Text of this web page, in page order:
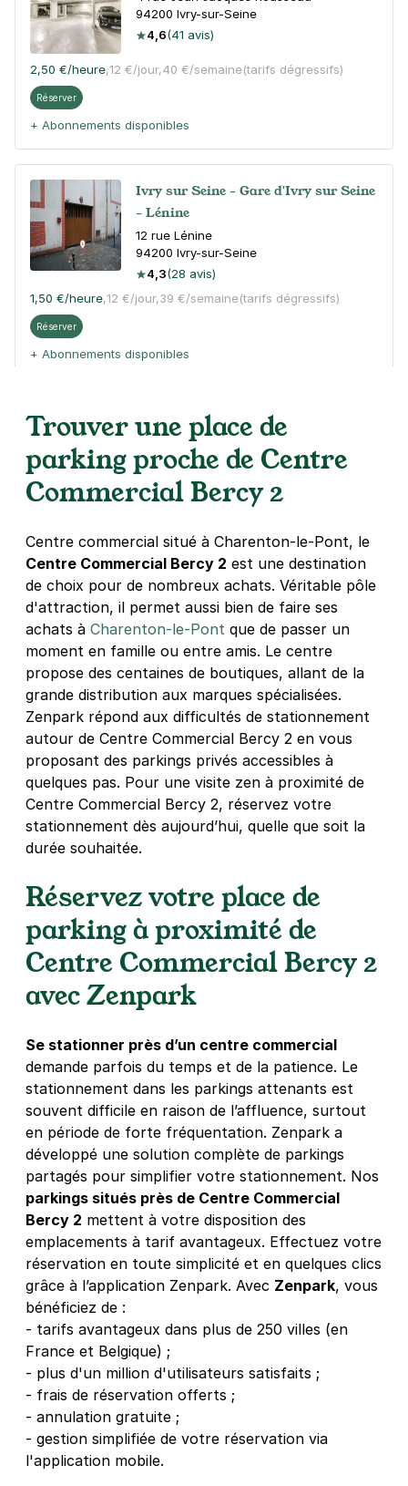
94200 Ivry-sur-Seine
4,6(41 avis)
2,50 €/heure,12 €/jour,40 €/semaine(tarifs dégressifs)
Réserver
+ Abonnements disponibles
Ivry sur Seine - Gare d'Ivry sur Seine
- Lénine
12 rue Lénine
94200 Ivry-sur-Seine
4,3(28 avis)
1,50 €/heure,12 €/jour,39 €/semaine(tarifs dégressifs)
Réserver
+ Abonnements disponibles
Métro Liberté - rue de Paris -
Charenton le Pont
145Bis rue de Paris
94220Charenton-le-Pont
4,4(166 avis)
+ Abonnements disponibles
Charenton-le-Pont - Valmy-Liberté -
AB Parcs
139-145 rue de Paris
94220
Charenton-le-Pont
4,5
(689 avis)
3,20 €/heure,12 €/jour,50 €/semaine (tarifs dégressifs)
Réserver
+ Abonnements disponibles
Pont
70 quai des Carrières
94220Charenton-le-Pont
4,0(7 avis)
33 €/semaine (tarifs dégressifs)
+ Abonnements disponibles
Trouver une place de
parking proche de Centre
Commercial Bercy 2
Centre commercial situé à Charenton-le-Pont, le
Centre Commercial Bercy 2 est une destination
de choix pour de nombreux achats. Véritable pôle
d'attraction, il permet aussi bien de faire ses
achats à Charenton-le-Pont que de passer un
moment en famille ou entre amis. Le centre
propose des centaines de boutiques, allant de la
grande distribution aux marques spécialisées.
Zenpark répond aux difficultés de stationnement
autour de Centre Commercial Bercy 2 en vous
proposant des parkings privés accessibles à
quelques pas. Pour une visite zen à proximité de
Centre Commercial Bercy 2, réservez votre
stationnement dès aujourd’hui, quelle que soit la
durée souhaitée.
Réservez votre place de
parking à proximité de
Centre Commercial Bercy 2
avec Zenpark
Se stationner près d’un centre commercial
demande parfois du temps et de la patience. Le
stationnement dans les parkings attenants est
souvent difficile en raison de l’affluence, surtout
en période de forte fréquentation. Zenpark a
développé une solution complète de parkings
partagés pour simplifier votre stationnement. Nos
parkings situés près de Centre Commercial
Bercy 2 mettent à votre disposition des
emplacements à tarif avantageux. Effectuez votre
réservation en toute simplicité et en quelques clics
grâce à l’application Zenpark. Avec Zenpark, vous
bénéficiez de :
- tarifs avantageux dans plus de 250 villes (en
France et Belgique) ;
- plus d'un million d'utilisateurs satisfaits ;
- frais de réservation offerts ;
- annulation gratuite ;
- gestion simplifiée de votre réservation via
l'application mobile.